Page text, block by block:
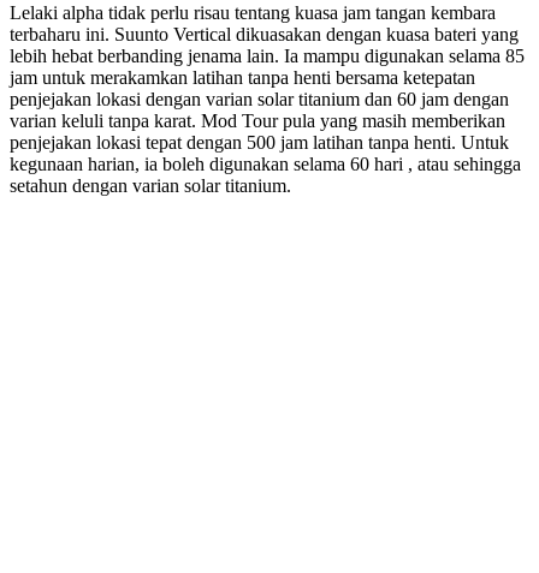
Lelaki alpha tidak perlu risau tentang kuasa jam tangan kembara
terbaharu ini. Suunto Vertical dikuasakan dengan kuasa bateri yang
lebih hebat berbanding jenama lain. Ia mampu digunakan selama 85
jam untuk merakamkan latihan tanpa henti bersama ketepatan
penjejakan lokasi dengan varian solar titanium dan 60 jam dengan
varian keluli tanpa karat. Mod Tour pula yang masih memberikan
penjejakan lokasi tepat dengan 500 jam latihan tanpa henti. Untuk
kegunaan harian, ia boleh digunakan selama 60 hari , atau sehingga
setahun dengan varian solar titanium.